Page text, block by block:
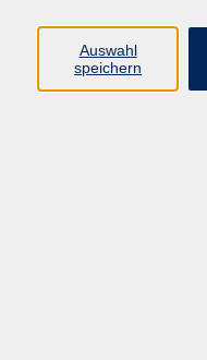
Auswahl
speichern